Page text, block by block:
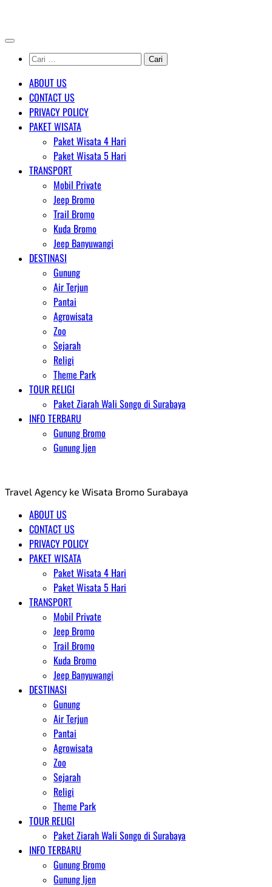
content
Cari
untuk:
ABOUT US
CONTACT US
PRIVACY POLICY
PAKET WISATA
Paket Wisata 4 Hari
Paket Wisata 5 Hari
TRANSPORT
Mobil Private
Jeep Bromo
Trail Bromo
Kuda Bromo
Jeep Banyuwangi
DESTINASI
Gunung
Air Terjun
Pantai
Agrowisata
Zoo
Sejarah
Religi
Theme Park
TOUR RELIGI
Paket Ziarah Wali Songo di Surabaya
INFO TERBARU
Gunung Bromo
Gunung Ijen
Travel Agency ke Wisata Bromo Surabaya
ABOUT US
CONTACT US
PRIVACY POLICY
PAKET WISATA
Paket Wisata 4 Hari
Paket Wisata 5 Hari
TRANSPORT
Mobil Private
Jeep Bromo
Trail Bromo
Kuda Bromo
Jeep Banyuwangi
DESTINASI
Gunung
Air Terjun
Pantai
Agrowisata
Zoo
Sejarah
Religi
Theme Park
TOUR RELIGI
Paket Ziarah Wali Songo di Surabaya
INFO TERBARU
Gunung Bromo
Gunung Ijen